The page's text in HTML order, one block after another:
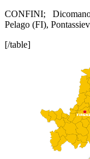
CONFINI;
Pelago (FI),
[/table]